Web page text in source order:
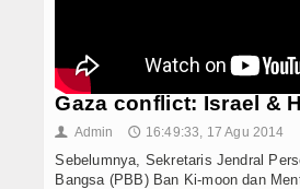
Hubungi Kami
Gaza conflict: Israel &
👤 Admin 🕔 16:49:33, 17 Agu 2014
Sebelumnya, Sekretaris Jendral
Bangsa (PBB) Ban Ki-moon dan